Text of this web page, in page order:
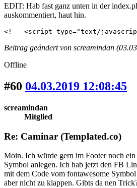
EDIT: Hab fast ganz unten in der
auskommentiert, haut hin.
<!-- <script type="text/
Beitrag geändert von screamindan
Offline
#60 04.03.2019 12:08:45
screamindan
Mitglied
Re: Caminar (Templated.co)
Moin. Ich würde gern im Footer noch ein
Symbol anlegen. Ich hab jetzt den FB
mit dem Code vom fontawesome
aber nicht zu klappen. Gibts da nen